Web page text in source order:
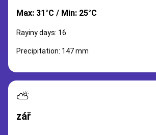
Max: 31°C / Min: 25°C
Rayiny days: 16
Precipitation: 147 mm
⛅
zář